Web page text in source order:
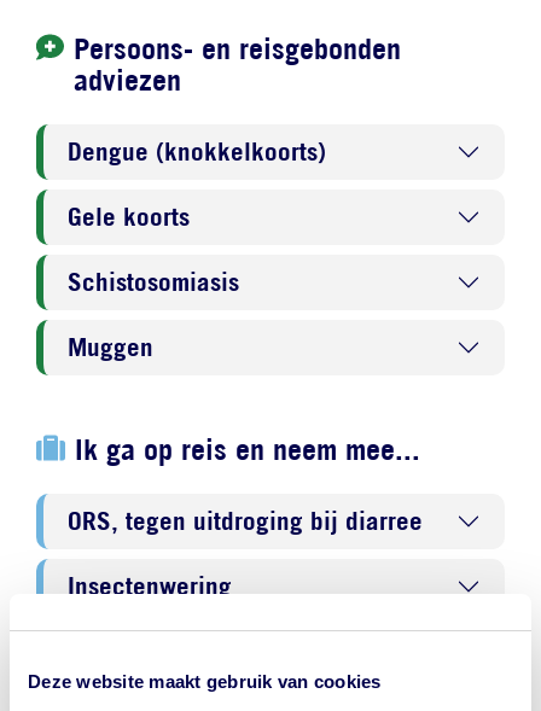
Deze website maakt gebruik van cookies
Persoons- en reisgebonden
adviezen
Dengue (knokkelkoorts)
Gele koorts
Schistosomiasis
Muggen
Ik ga op reis en neem mee...
ORS, tegen uitdroging bij diarree
Insectenwering